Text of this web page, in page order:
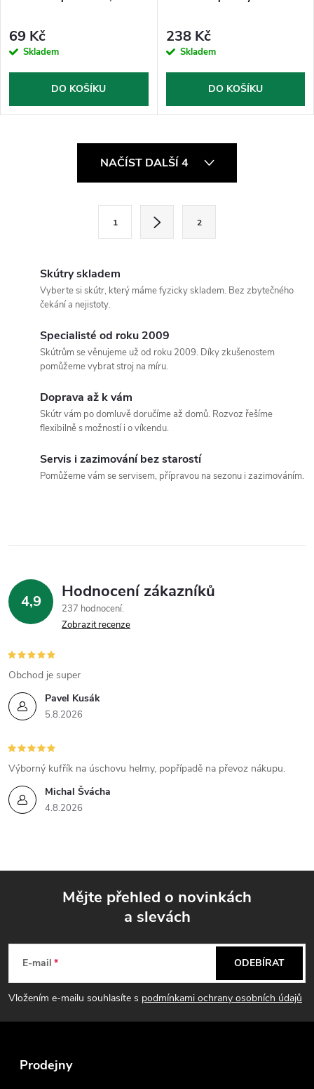
69 Kč
Skladem
DO KOŠÍKU
238 Kč
Skladem
DO KOŠÍKU
ý
p
i
u
NAČÍST DALŠÍ 4
1 2
Skútry skladem
Vyberte si skútr, který máme fyzicky skladem. Bez zbytečného
čekání a nejistoty.
Specialisté od roku 2009
Skútrům se věnujeme už od roku 2009. Díky zkušenostem
pomůžeme vybrat stroj na míru.
Doprava až k vám
Skútr vám po domluvě doručíme až domů. Rozvoz řešíme
flexibilně s možností i o víkendu.
Servis i zazimování bez starostí
Pomůžeme vám se servisem, přípravou na sezonu i zazimováním.
4,9 Hodnocení zákazníků
237 hodnocení
Zobrazit recenze
Pavel Kusák
5.8.2026
Obchod je super
Michal Švácha
4.8.2026
Výborný kufřík na úschovu helmy, popřípadě na převoz nákupu.
p
Mějte přehled o novinkách
a slevách
E-mail
Vložením e-mailu souhlasíte s podmínkami ochrany osobních údajů
ODEBÍRAT
Prodejny